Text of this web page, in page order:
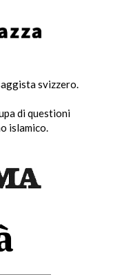
svizzero.
di questioni
islamico.